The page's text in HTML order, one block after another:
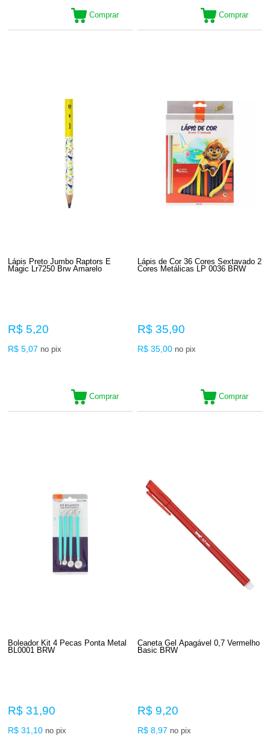
Comprar Comprar
Lápis Preto Jumbo Raptors E
Magic Lr7250 Brw Amarelo
R$ 5,20
R$ 5,07 no pix
Comprar
Lápis de Cor 36 Cores Sextavado 2
Cores Metálicas LP 0036 BRW
R$ 35,90
R$ 35,00 no pix
Comprar
Boleador Kit 4 Pecas Ponta Metal
BL0001 BRW
R$ 31,90
R$ 31,10 no pix
Caneta Gel Apagável 0,7 Vermelho
Basic BRW
R$ 9,20
R$ 8,97 no pix